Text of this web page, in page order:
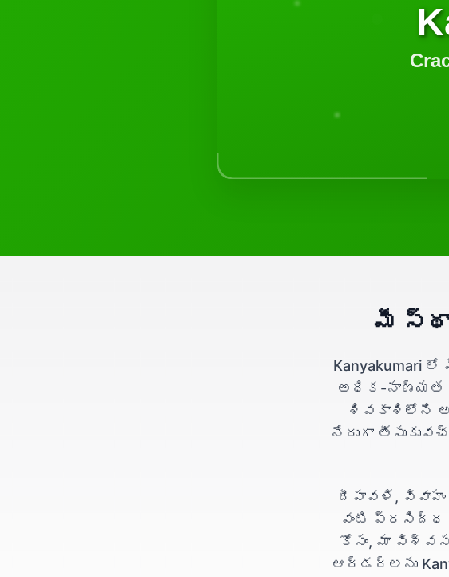
మీ
అధిక-నాణ్యత
శివకాశిలోని
నేరుగా
దీపావళి, వివాహం
వంటి
కోసం, మా
ఆర్డర్‌లను